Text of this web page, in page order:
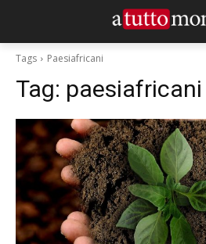
Tags Paesiafricani
Tag: paesiafricani